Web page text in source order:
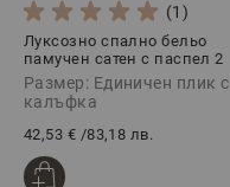
(1)
Луксозно спално бельо
памучен сатен с паспел 2
части, ДЖИНДЖЪР
Размер: Единичен плик с
калъфка
42,53 € /83,18 лв.